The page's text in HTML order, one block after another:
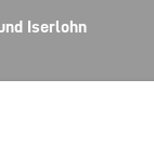
Iserlohn